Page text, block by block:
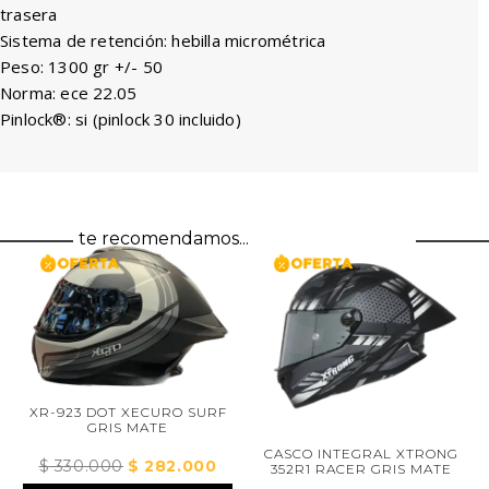
trasera
Sistema de retención: hebilla micrométrica
Peso: 1300 gr +/- 50
Norma: ece 22.05
Pinlock®: si (pinlock 30 incluido)
te recomendamos...
XR-923 DOT XECURO SURF
GRIS MATE
$330.000El
$282.000El
CASCO INTEGRAL XTRONG
352R1 RACER GRIS MATE